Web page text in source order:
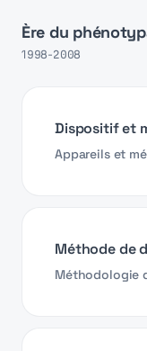
Ère du
1998-2008
Dispositif et
Appareils et
Méthode de
Méthodologie